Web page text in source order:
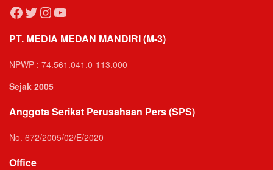
Facebook
Twitter
Instagram
YouTube
PT. MEDIA MEDAN MANDIRI (M-3)
NPWP : 74.561.041.0-113.000
Sejak 2005
Anggota Serikat Perusahaan Pers (SPS)
No. 672/2005/02/E/2020
Office